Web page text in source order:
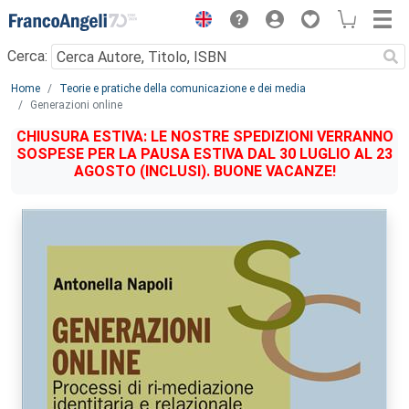
Menu
Cerca:
Main content
Home
Teorie e pratiche della comunicazione e dei media
Generazioni online
CHIUSURA ESTIVA: LE NOSTRE SPEDIZIONI VERRANNO
SOSPESE PER LA PAUSA ESTIVA DAL 30 LUGLIO AL 23
AGOSTO (INCLUSI). BUONE VACANZE!